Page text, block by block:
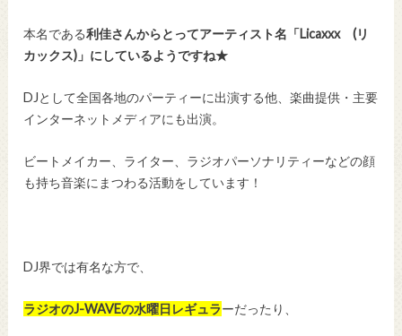
本名である利佳さんからとってアーティスト名「Licaxxx (リ
カックス)」にしているようですね★
DJとして全国各地のパーティーに出演する他、楽曲提供・主要
インターネットメディアにも出演。
ビートメイカー、ライター、ラジオパーソナリティーなどの顔
も持ち音楽にまつわる活動をしています！
DJ界では有名な方で、
ラジオのJ-WAVEの水曜日レギュラーだったり、